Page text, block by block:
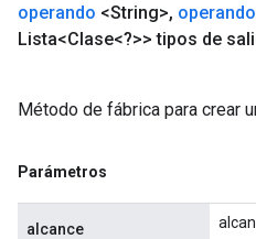
operando <String>, operando
Lista<Clase<?>> tipos de
Método de fábrica para crear
Parámetros
alcance